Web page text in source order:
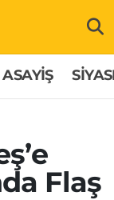
ASAYİŞ
Flaş